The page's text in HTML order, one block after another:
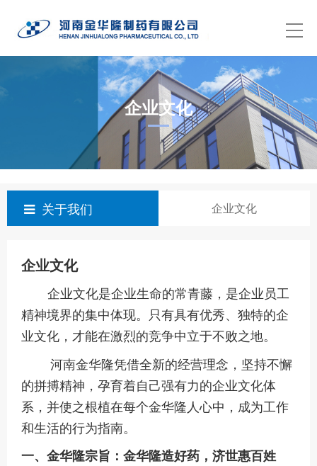
企业文化
关于我们 企业文化
企业文化
企业文化是企业生命的常青藤，是企业员工
精神境界的集中体现。只有具有优秀、独特的企
业文化，才能在激烈的竞争中立于不败之地。
河南金华隆凭借全新的经营理念，坚持不懈
的拼搏精神，孕育着自己强有力的企业文化体
系，并使之根植在每个金华隆人心中，成为工作
和生活的行为指南。
一、金华隆宗旨：金华隆造好药，济世惠百姓